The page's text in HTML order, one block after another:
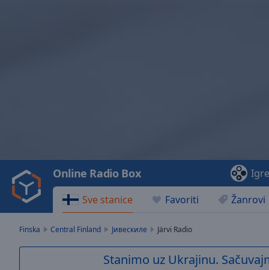
Video
Play
Backward
Skip
Current
Sve stanice Favoriti Žanrovi
Online Radio Box Igre
Finska Central Finland Јивескиле Järvi Radio
Stanimo uz Ukrajinu.